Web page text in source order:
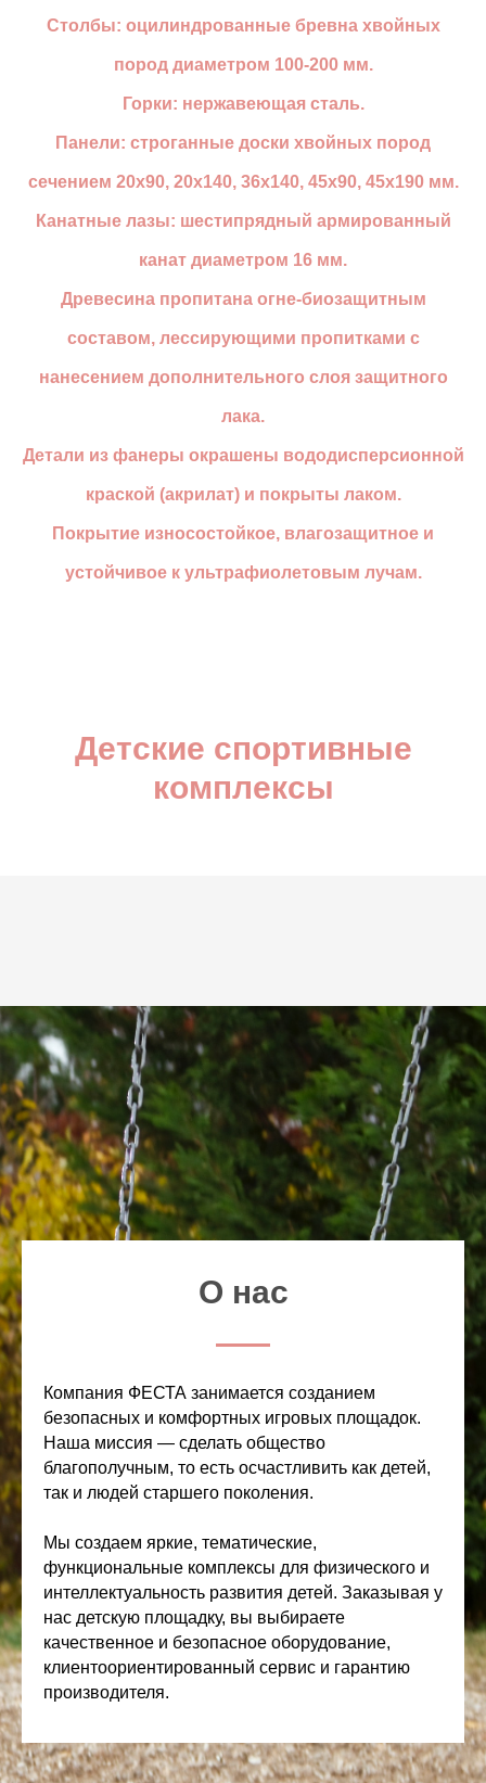
Столбы: оцилиндрованные бревна хвойных
пород диаметром 100-200 мм.
Горки: нержавеющая сталь.
Панели: строганные доски хвойных пород
сечением 20х90, 20х140, 36х140, 45х90, 45х190 мм.
Канатные лазы: шестипрядный армированный
канат диаметром 16 мм.
Древесина пропитана огне-биозащитным
составом, лессирующими пропитками с
нанесением дополнительного слоя защитного
лака.
Детали из фанеры окрашены вододисперсионной
краской (акрилат) и покрыты лаком.
Покрытие износостойкое, влагозащитное и
устойчивое к ультрафиолетовым лучам.
Детские спортивные
комплексы
О нас
Компания ФЕСТА занимается созданием
безопасных и комфортных игровых площадок.
Наша миссия — сделать общество
благополучным, то есть осчастливить как детей,
так и людей старшего поколения.
Мы создаем яркие, тематические,
функциональные комплексы для физического и
интеллектуальность развития детей. Заказывая у
нас детскую площадку, вы выбираете
качественное и безопасное оборудование,
клиентоориентированный сервис и гарантию
производителя.